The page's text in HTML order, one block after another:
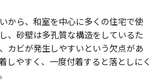
から、和室を中心に多くの住宅で使
、砂壁は多孔質な構造をしているた
カビが発生しやすいという欠点があ
しやすく、一度付着すると落としにく